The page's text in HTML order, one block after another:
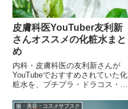
皮膚科医YouTuber友利新
さんオススメの化粧水まと
め
内科・皮膚科医の友利新さんが
YouTubeでおすすめされていた化
粧水を、プチプラ・ドラコス・デ
服・美容・コスメサブスク